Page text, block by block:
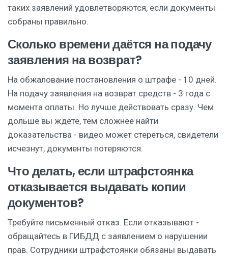
таких заявлений удовлетворяются, если документы
собраны правильно.
Сколько времени даётся на подачу
заявления на возврат?
На обжалование постановления о штрафе - 10 дней.
На подачу заявления на возврат средств - 3 года с
момента оплаты. Но лучше действовать сразу. Чем
дольше вы ждёте, тем сложнее найти
доказательства - видео может стереться, свидетели
исчезнут, документы потеряются.
Что делать, если штрафстоянка
отказывается выдавать копии
документов?
Требуйте письменный отказ. Если отказывают -
обращайтесь в ГИБДД с заявлением о нарушении
прав. Сотрудники штрафстоянки обязаны выдавать